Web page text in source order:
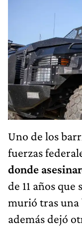
Uno de los
fuerzas
donde
de 11 años
murió tras una
además dejó